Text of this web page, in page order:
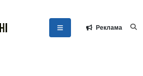
Реклама